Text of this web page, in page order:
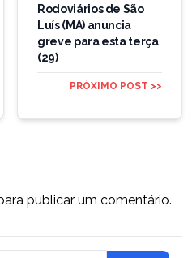
Rodoviários de São
Luís (MA) anuncia
greve para esta terça
(29)
PRÓXIMO POST >>
publicar um comentário.